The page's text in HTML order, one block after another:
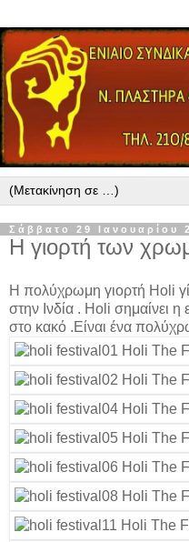
Σάββατο 29 Ιανουαρίου
Η γιορτή των
Η πολύχρωμη γιορτή Holi
στην Ινδία . Holi σημαίνει
στο κακό .Είναι ένα